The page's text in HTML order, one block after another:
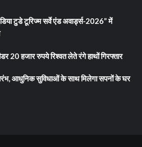
टुडे टूरिज्म सर्वे एंड अवार्ड्स-2026” में
20 हजार रुपये रिश्वत लेते रंगे हाथों गिरफ्तार
आधुनिक सुविधाओं के साथ मिलेगा सपनों के घर